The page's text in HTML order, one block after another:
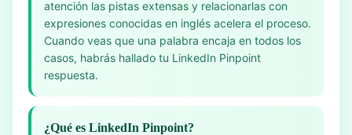
atención las pistas extensas y relacionarlas con
expresiones conocidas en inglés acelera el proceso.
Cuando veas que una palabra encaja en todos los
casos, habrás hallado tu LinkedIn Pinpoint
respuesta.
¿Qué es LinkedIn Pinpoint?